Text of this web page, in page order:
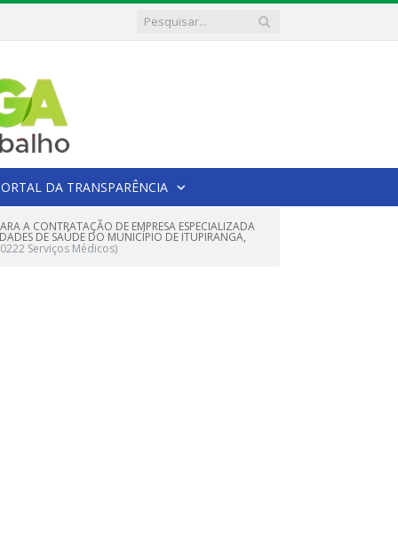
DA TRANSPARÊNCIA
A CONTRATAÇÃO DE EMPRESA ESPECIALIZADA
DE SAÚDE DO MUNICÍPIO DE ITUPIRANGA,
Serviços Médicos)